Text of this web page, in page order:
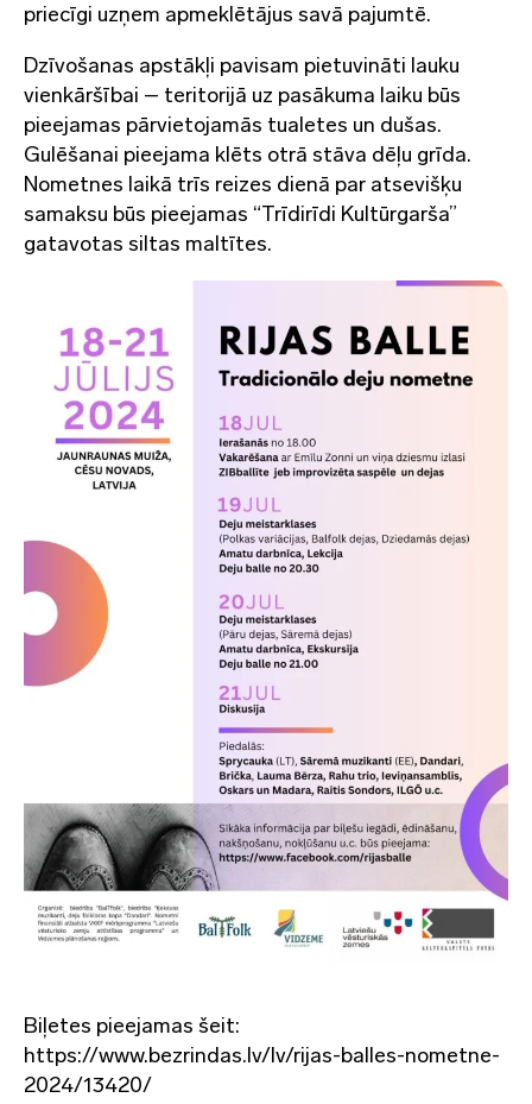
priecīgi uzņem apmeklētājus savā pajumtē.
Dzīvošanas apstākļi pavisam pietuvināti lauku
vienkāršībai – teritorijā uz pasākuma laiku būs
pieejamas pārvietojamās tualetes un dušas.
Gulēšanai pieejama klēts otrā stāva dēļu grīda.
Nometnes laikā trīs reizes dienā par atsevišķu
samaksu būs pieejamas “Trīdirīdi Kultūrgarša”
gatavotas siltas maltītes.
Biļetes pieejamas šeit:
https://www.bezrindas.lv/lv/rijas-balles-nometne-
2024/13420/